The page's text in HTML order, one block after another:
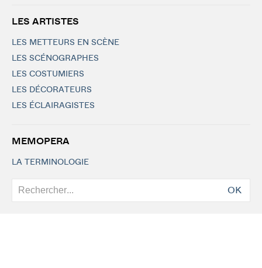
LES ARTISTES
LES METTEURS EN SCÈNE
LES SCÉNOGRAPHES
LES COSTUMIERS
LES DÉCORATEURS
LES ÉCLAIRAGISTES
MEMOPERA
LA TERMINOLOGIE
OK